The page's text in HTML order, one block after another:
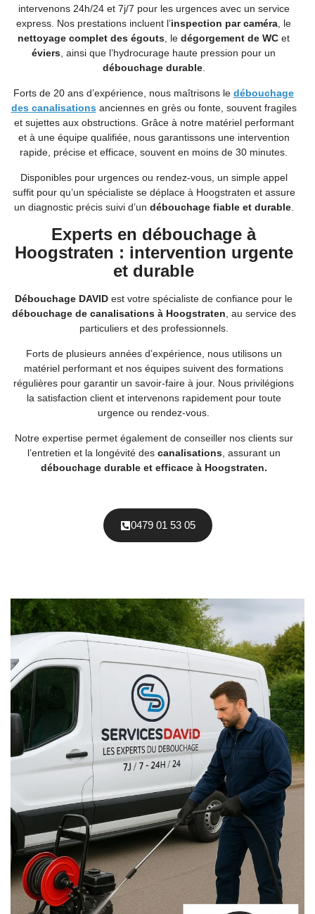
intervenons 24h/24 et 7j/7 pour les urgences avec un service
express. Nos prestations incluent l’inspection par caméra, le
nettoyage complet des égouts, le dégorgement de WC et
éviers, ainsi que l’hydrocurage haute pression pour un
débouchage durable.
Forts de 20 ans d’expérience, nous maîtrisons le débouchage
des canalisationsanciennes en grès ou fonte, souvent fragiles
et sujettes aux obstructions. Grâce à notre matériel performant
et à une équipe qualifiée, nous garantissons une intervention
rapide, précise et efficace, souvent en moins de 30 minutes.
Disponibles pour urgences ou rendez-vous, un simple appel
suffit pour qu’un spécialiste se déplace à Hoogstraten et assure
un diagnostic précis suivi d’un débouchage fiable et durable.
Experts en débouchage à
Hoogstraten : intervention urgente
et durable
Débouchage DAVID est votre spécialiste de confiance pour le
débouchage de canalisations à Hoogstraten, au service des
particuliers et des professionnels.
Forts de plusieurs années d’expérience, nous utilisons un
matériel performant et nos équipes suivent des formations
régulières pour garantir un savoir-faire à jour. Nous privilégions
la satisfaction client et intervenons rapidement pour toute
urgence ou rendez-vous.
Notre expertise permet également de conseiller nos clients sur
l’entretien et la longévité des canalisations, assurant un
débouchage durable et efficace à Hoogstraten.
0479 01 53 05